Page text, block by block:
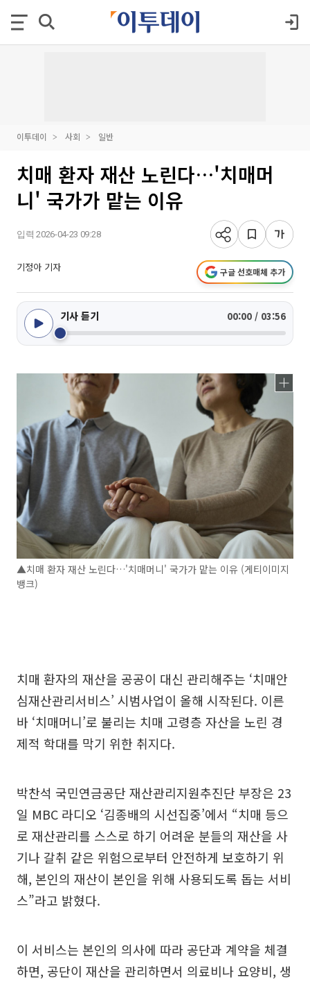
이투데이 사회 일반
치매 환자 재산 노린다…'치매머
니' 국가가 맡는 이유
입력 2026-04-23 09:28
기정아 기자 구글 선호매체 추가
기사 듣기 00:00 / 03:56
▲치매 환자 재산 노린다…'치매머니' 국가가 맡는 이유 (게티이미지
뱅크)
치매 환자의 재산을 공공이 대신 관리해주는 ‘치매안
심재산관리서비스’ 시범사업이 올해 시작된다. 이른
바 ‘치매머니’로 불리는 치매 고령층 자산을 노린 경
제적 학대를 막기 위한 취지다.
박찬석 국민연금공단 재산관리지원추진단 부장은 23
일 MBC 라디오 ‘김종배의 시선집중’에서 “치매 등으
로 재산관리를 스스로 하기 어려운 분들의 재산을 사
기나 갈취 같은 위험으로부터 안전하게 보호하기 위
해, 본인의 재산이 본인을 위해 사용되도록 돕는 서비
스”라고 밝혔다.
이 서비스는 본인의 의사에 따라 공단과 계약을 체결
하면, 공단이 재산을 관리하면서 의료비나 요양비, 생